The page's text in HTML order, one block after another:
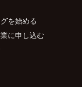
を始める
に申し込む